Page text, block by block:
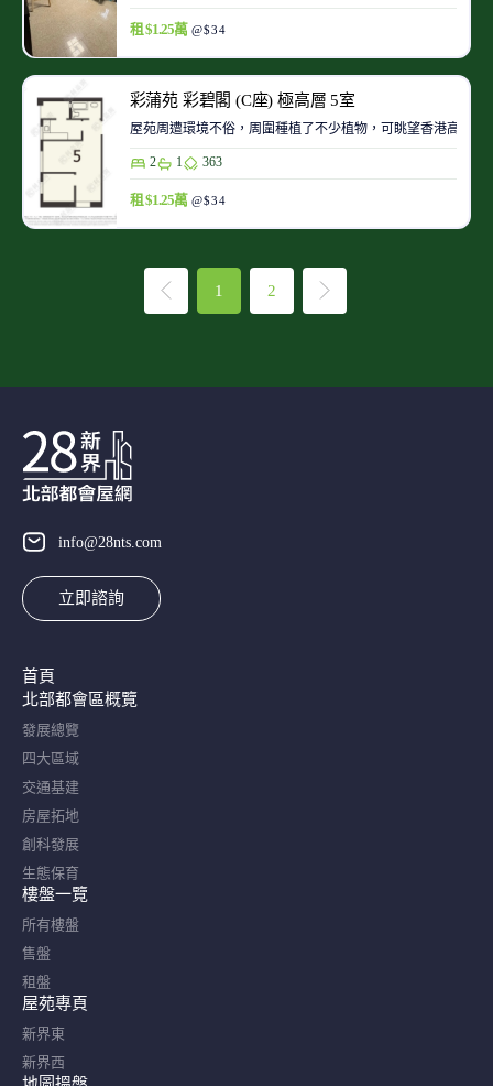
租 $1.25萬 @$34
彩蒲苑 彩碧閣 (C座) 極高層 5室
屋苑周遭環境不俗，周圍種植了不少植物，可眺望香港高爾
2 1 363
租 $1.25萬 @$34
1 2
info@28nts.com
立即諮詢
首頁
北部都會區概覽​
發展總覽
四大區域
交通基建
房屋拓地
創科發展
生態保育
樓盤一覽
所有樓盤
售盤
租盤
屋苑專頁
新界東
新界西